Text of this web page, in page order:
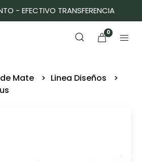
- EFECTIVO TRANSFERENCIA
0
Mate
Linea Diseños